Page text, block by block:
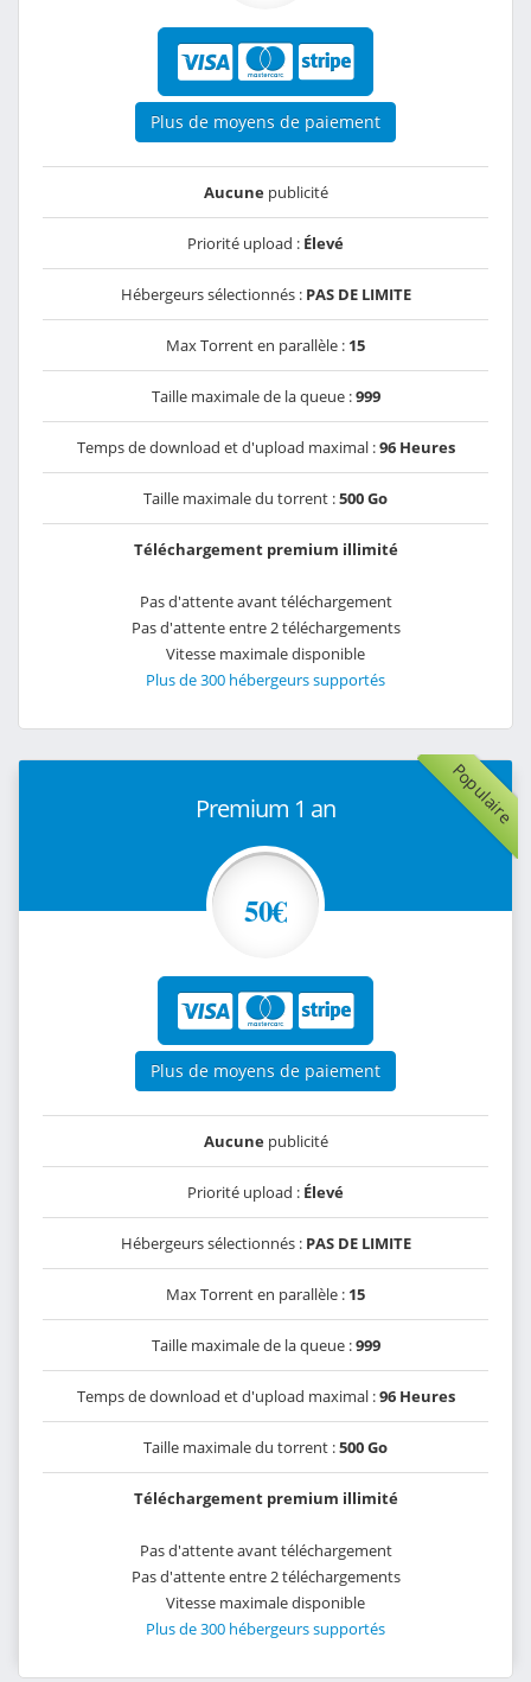
Plus de moyens de paiement
Aucunepublicité
Priorité upload : Élevé
Hébergeurs sélectionnés : PAS DE LIMITE
Max Torrent en parallèle : 15
Taille maximale de la queue :999
Temps de download et d'upload maximal :96 Heures
Taille maximale du torrent :500 Go
Téléchargement premium illimité
Pas d'attente avant téléchargement
Pas d'attente entre 2 téléchargements
Vitesse maximale disponible
Plus de 300 hébergeurs supportés
Populaire
Premium 1 an
50€
Plus de moyens de paiement
Aucunepublicité
Priorité upload : Élevé
Hébergeurs sélectionnés : PAS DE LIMITE
Max Torrent en parallèle : 15
Taille maximale de la queue :999
Temps de download et d'upload maximal :96 Heures
Taille maximale du torrent :500 Go
Téléchargement premium illimité
Pas d'attente avant téléchargement
Pas d'attente entre 2 téléchargements
Vitesse maximale disponible
Plus de 300 hébergeurs supportés